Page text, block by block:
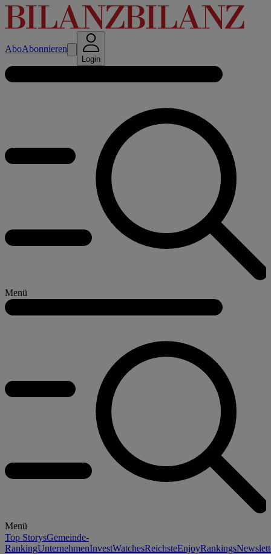
AboAbonnieren
Login
Menü
Menü
Top StorysGemeinde-
RankingUnternehmenInvestWatchesReichsteEnjoyRankings